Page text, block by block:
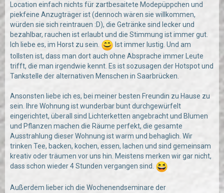
Location einfach nichts für zartbesaitete Modepüppchen und
piekfeine Anzugträger ist (dennoch wären sie willkommen,
würden sie sich reintrauen :D), die Getränke sind lecker und
bezahlbar, rauchen ist erlaubt und die Stimmung ist immer gut.
Ich liebe es, im Horst zu sein.
Ist immer lustig. Und am
tollsten ist, dass man dort auch ohne Absprache immer Leute
trifft, die man irgendwie kennt. Es ist sozusagen der Hotspot und
Tankstelle der alternativen Menschen in Saarbrücken.
Ansonsten liebe ich es, bei meiner besten Freundin zu Hause zu
sein. Ihre Wohnung ist wunderbar bunt durchgewürfelt
eingerichtet, überall sind Lichterketten angebracht und Blumen
und Pflanzen machen die Räume perfekt, die gesamte
Ausstrahlung dieser Wohnung ist warm und behaglich. Wir
trinken Tee, backen, kochen, essen, lachen und sind gemeinsam
kreativ oder träumen vor uns hin. Meistens merken wir gar nicht,
dass schon wieder 4 Stunden vergangen sind.
Außerdem lieber ich die Wochenendseminare der